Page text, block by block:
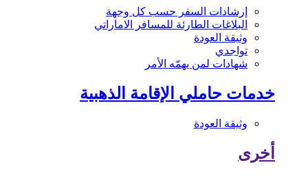
إرشادات السفر حسب كل وجهة
البلاغات الطارئة للمسافر الاماراتي
وثيقة العودة
تواجدي
شهادات لمن يهمّه الأمر
خدمات حاملي الإقامة الذهبية
وثيقة العودة
أخرى